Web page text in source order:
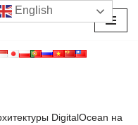
DigitalOcean на
English